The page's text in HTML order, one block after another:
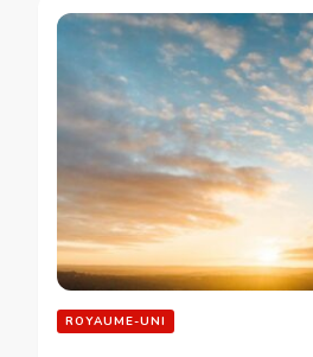
ROYAUME-UNI